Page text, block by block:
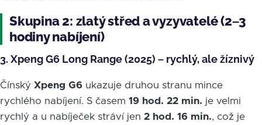
Skupina 2: zlatý střed a vyzyvatelé (2–3
hodiny nabíjení)
3. Xpeng G6 Long Range (2025) – rychlý, ale žíznivý
Čínský Xpeng G6 ukazuje druhou stranu mince
rychlého nabíjení. S časem 19 hod. 22 min. je velmi
rychlý a u nabíječek stráví jen 2 hod. 16 min., což je